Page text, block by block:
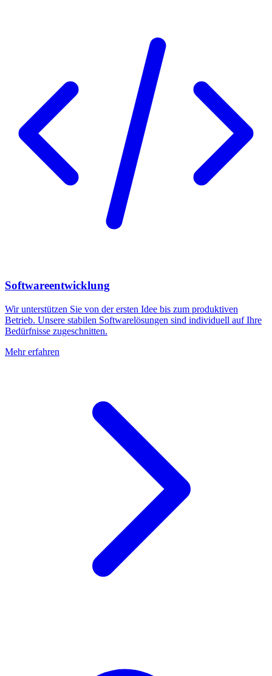
Softwareentwicklung
Wir unterstützen Sie von der ersten Idee bis zum produktiven
Betrieb. Unsere stabilen Softwarelösungen sind individuell auf Ihre
Bedürfnisse zugeschnitten.
Mehr erfahren